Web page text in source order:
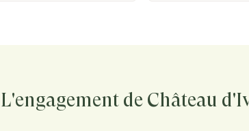
L'engagement de Château